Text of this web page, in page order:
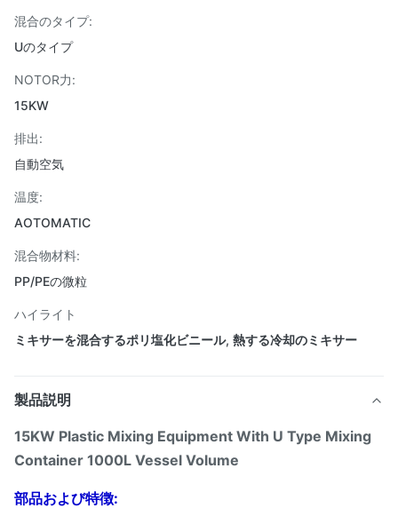
混合のタイプ:
Uのタイプ
NOTOR力:
15KW
排出:
自動空気
温度:
AOTOMATIC
混合物材料:
PP/PEの微粒
ハイライト
ミキサーを混合するポリ塩化ビニール, 熱する冷却のミキサー
製品説明
15KW Plastic Mixing Equipment With U Type Mixing
Container 1000L Vessel Volume
部品および特徴: